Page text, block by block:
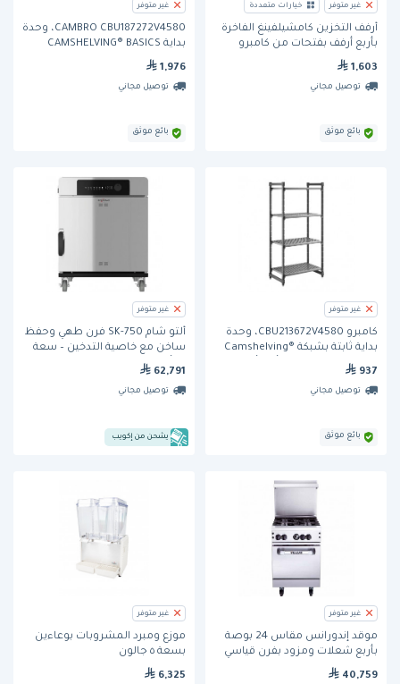
غير متوفر خيارات متعددة
أرفف التخزين كامشيلفينغ الفاخرة
بأربع أرفف بفتحات من كامبرو
1,603
توصيل مجاني
بائع موثق
غير متوفر
CAMBRO CBU187272V4580، وحدة
بداية CAMSHELVING® BASICS
على 4 رفوف
1,976
توصيل مجاني
بائع موثق
غير متوفر
كامبرو CBU213672V4580، وحدة
بداية ثابتة بشبكة Camshelving®
Basics Plus مهواة، بأربع أرفف
937
توصيل مجاني
بائع موثق
غير متوفر
ألتو شام 750-SK فرن طهي وحفظ
ساخن مع خاصية التدخين – سعة
62,791
توصيل مجاني
يشحن من إكويب
غير متوفر
موقد إندورانس مقاس 24 بوصة
بأربع شعلات ومزود بفرن قياسي
40,759
غير متوفر
موزع ومبرد المشروبات بوعاءين
بسعة ٥ جالون
6,325